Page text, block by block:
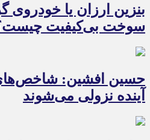
بنزین ارزان یا خودروی
سوخت بی‌کیفیت
حسین افشین:
آینده نزولی می‌شوند